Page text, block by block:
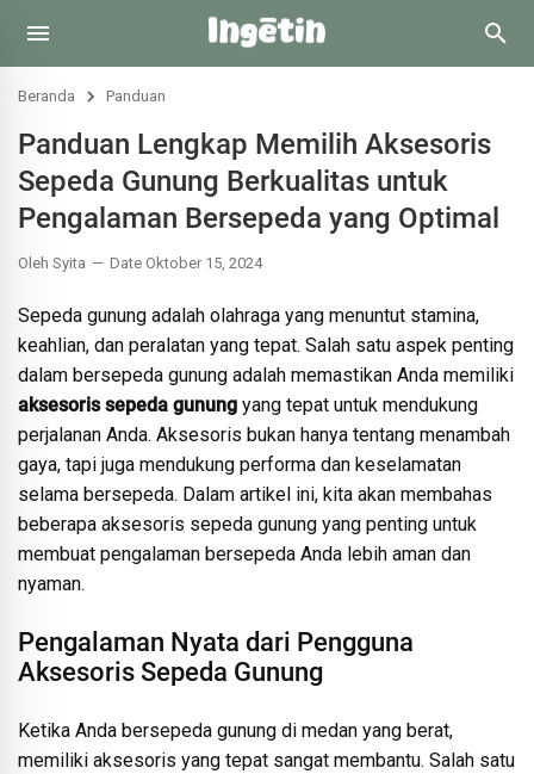
Beranda Panduan
Panduan Lengkap Memilih Aksesoris
Sepeda Gunung Berkualitas untuk
Pengalaman Bersepeda yang Optimal
Oleh Syita Date Oktober 15, 2024
Sepeda gunung adalah olahraga yang menuntut stamina,
keahlian, dan peralatan yang tepat. Salah satu aspek penting
dalam bersepeda gunung adalah memastikan Anda memiliki
aksesoris sepeda gunung yang tepat untuk mendukung
perjalanan Anda. Aksesoris bukan hanya tentang menambah
gaya, tapi juga mendukung performa dan keselamatan
selama bersepeda. Dalam artikel ini, kita akan membahas
beberapa aksesoris sepeda gunung yang penting untuk
membuat pengalaman bersepeda Anda lebih aman dan
nyaman.
Pengalaman Nyata dari Pengguna
Aksesoris Sepeda Gunung
Ketika Anda bersepeda gunung di medan yang berat,
memiliki aksesoris yang tepat sangat membantu. Salah satu